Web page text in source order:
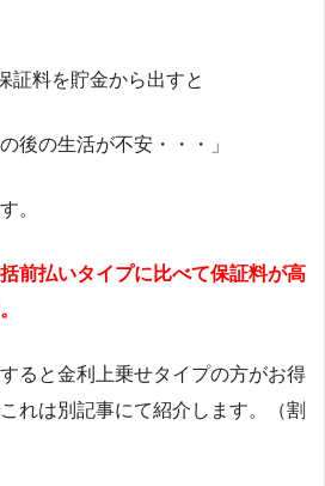
証料を貯金から出すと
後の生活が不安・・・」
。
前払いタイプに比べて保証料が高
ると金利上乗せタイプの方がお得
れは別記事にて紹介します。（割